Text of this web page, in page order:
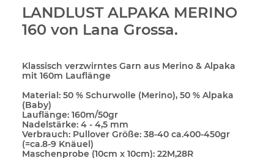
LANDLUST ALPAKA MERINO
160 von Lana Grossa.
Klassisch verzwirntes Garn aus Merino & Alpaka
mit 160m Lauflänge
Material: 50 % Schurwolle (Merino), 50 % Alpaka
(Baby)
Lauflänge: 160m/50gr
Nadelstärke: 4 - 4,5 mm
Verbrauch: Pullover Größe: 38-40 ca.400-450gr
(=ca.8-9 Knäuel)
Maschenprobe (10cm x 10cm): 22M,28R